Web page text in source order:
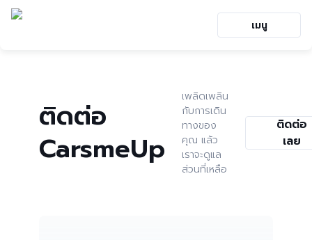
เมนู
ติดต่อ
CarsmeUp
เพลิดเพลิน
กับการเดิน
ทางของ
คุณ แล้ว
เราจะดูแล
ส่วนที่เหลือ
ติดต่อ
เลย